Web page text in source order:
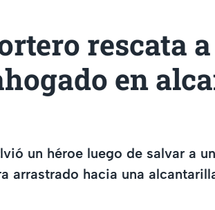
rescata
en
un héroe luego de salvar a
arrastrado hacia una